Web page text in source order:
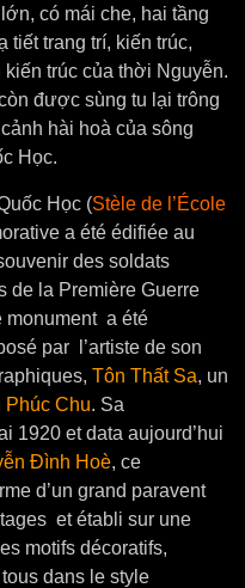
có mái che, hai tầng
tiết trang trí, kiến trúc,
trúc của thời Nguyễn.
được sùng tu lại trông
hài hoà của sông
Học.
Học (Stèle de l’École
a été édifiée au
des soldats
de la Première Guerre
monument a été
par l’artiste de son
Tôn Thất Sa, un
Phúc Chu. Sa
1920 et data aujourd’hui
Đình Hoè, ce
d’un grand paravent
et établi sur une
motifs décoratifs,
tous dans le style